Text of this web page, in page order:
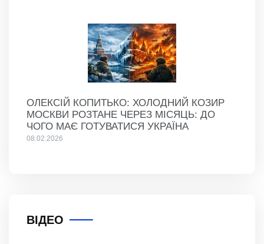
ОЛЕКСІЙ КОПИТЬКО: ХОЛОДНИЙ КОЗИР
МОСКВИ РОЗТАНЕ ЧЕРЕЗ МІСЯЦЬ: ДО
ЧОГО МАЄ ГОТУВАТИСЯ УКРАЇНА
08.02.2026
ВІДЕО